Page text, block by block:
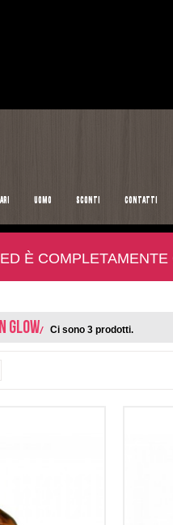
UOMO SCONTI CONTATTI
È
GLOW Ci sono 3 prodotti.